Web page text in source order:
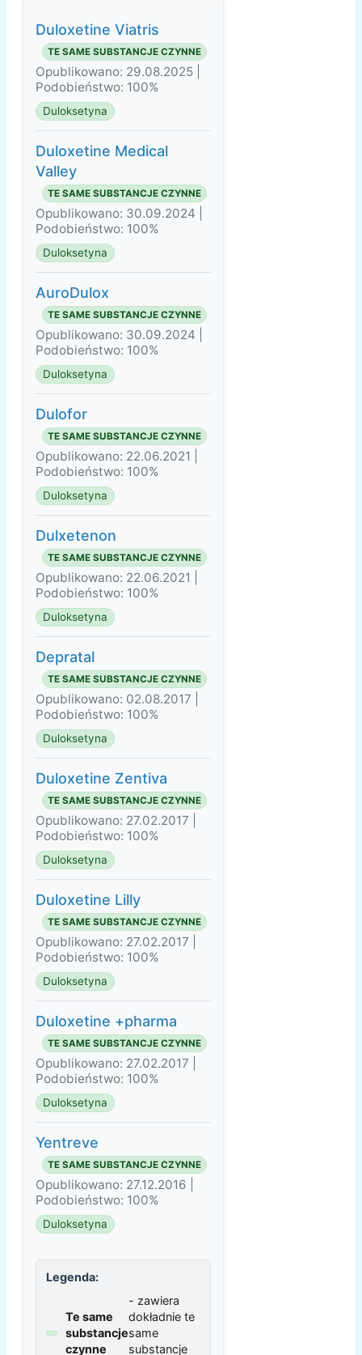
Duloxetine Viatris
TE SAME SUBSTANCJE CZYNNE
Opublikowano: 29.08.2025 |
Podobieństwo: 100%
Duloksetyna
Duloxetine Medical
Valley
TE SAME SUBSTANCJE CZYNNE
Opublikowano: 30.09.2024 |
Podobieństwo: 100%
Duloksetyna
AuroDulox
TE SAME SUBSTANCJE CZYNNE
Opublikowano: 30.09.2024 |
Podobieństwo: 100%
Duloksetyna
Dulofor
TE SAME SUBSTANCJE CZYNNE
Opublikowano: 22.06.2021 |
Podobieństwo: 100%
Duloksetyna
Dulxetenon
TE SAME SUBSTANCJE CZYNNE
Opublikowano: 22.06.2021 |
Podobieństwo: 100%
Duloksetyna
Depratal
TE SAME SUBSTANCJE CZYNNE
Opublikowano: 02.08.2017 |
Podobieństwo: 100%
Duloksetyna
Duloxetine Zentiva
TE SAME SUBSTANCJE CZYNNE
Opublikowano: 27.02.2017 |
Podobieństwo: 100%
Duloksetyna
Duloxetine Lilly
TE SAME SUBSTANCJE CZYNNE
Opublikowano: 27.02.2017 |
Podobieństwo: 100%
Duloksetyna
Duloxetine +pharma
TE SAME SUBSTANCJE CZYNNE
Opublikowano: 27.02.2017 |
Podobieństwo: 100%
Duloksetyna
Yentreve
TE SAME SUBSTANCJE CZYNNE
Opublikowano: 27.12.2016 |
Podobieństwo: 100%
Duloksetyna
Legenda:
Te same
substancje
czynne
- zawiera
dokładnie te
same
substancje